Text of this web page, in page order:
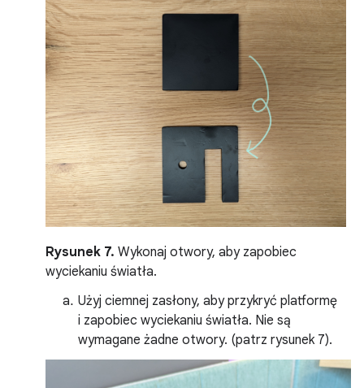
Rysunek 7. Wykonaj otwory, aby zapobiec
wyciekaniu światła.
Użyj ciemnej zasłony, aby przykryć platformę
i zapobiec wyciekaniu światła. Nie są
wymagane żadne otwory. (patrz rysunek 7).